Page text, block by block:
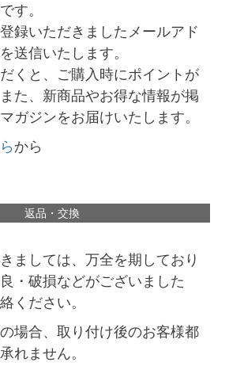
す。
録いただきましたメールアド
送信いたします。
くと、ご購入時にポイントが
た、新商品やお得な情報が掲
ガジンをお届けいたします。
から
返品・交換
ましては、万全を期しており
・破損などがございました
ください。
場合、取り付け後のお客様都
れません。